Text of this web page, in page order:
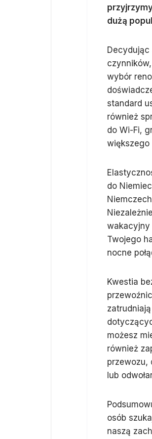
dużą
wybór
standard
również
do Wi-Fi,
większego
do
wakacyjny
Twojego
nocne
Kwestia
możesz
również
przewozu,
lub
osób
naszą